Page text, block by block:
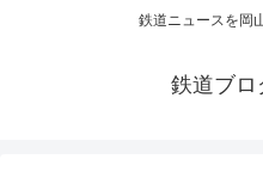
鉄道ニュースを岡
鉄道ブロ